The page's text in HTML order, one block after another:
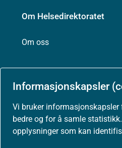
Informasjonskapsler
Vi bruker informasjonskapsler
bedre og for å samle
opplysninger som kan
Om Helsedirektoratet
Om oss
Jobbe hos oss
Postadresse:
Helsedirektoratet